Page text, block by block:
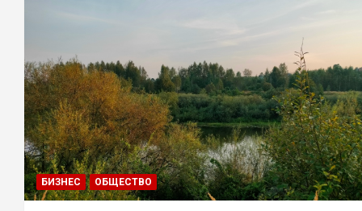
БИЗНЕС ОБЩЕСТВО